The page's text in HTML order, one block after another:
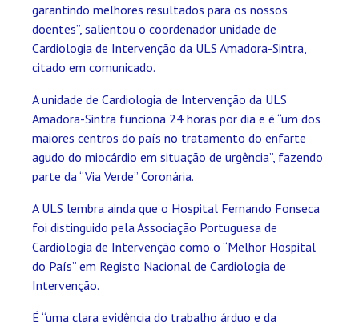
garantindo melhores resultados para os nossos
doentes”, salientou o coordenador unidade de
Cardiologia de Intervenção da ULS Amadora-Sintra,
citado em comunicado.
A unidade de Cardiologia de Intervenção da ULS
Amadora-Sintra funciona 24 horas por dia e é “um dos
maiores centros do país no tratamento do enfarte
agudo do miocárdio em situação de urgência”, fazendo
parte da “Via Verde” Coronária.
A ULS lembra ainda que o Hospital Fernando Fonseca
foi distinguido pela Associação Portuguesa de
Cardiologia de Intervenção como o “Melhor Hospital
do País” em Registo Nacional de Cardiologia de
Intervenção.
É “uma clara evidência do trabalho árduo e da